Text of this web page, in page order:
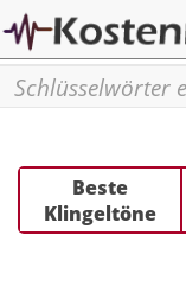
Beste
Klingeltöne